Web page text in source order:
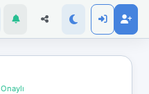
Onaylı